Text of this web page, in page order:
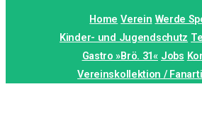
Home Verein Werde
Kinder- und Jugendschutz
Gastro »Brö. 31« Jobs
Vereinskollektion /